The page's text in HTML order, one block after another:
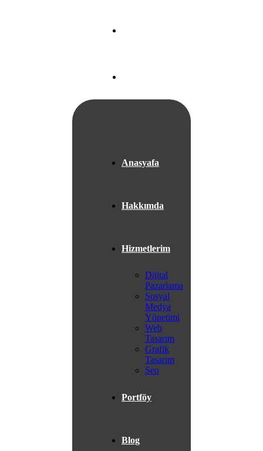
Anasyafa
Hakkımda
Hizmetlerim
Dijital
Pazarlama
Sosyal
Medya
Yönetimi
Web
Tasarım
Grafik
Tasarım
Seo
Portföy
Blog